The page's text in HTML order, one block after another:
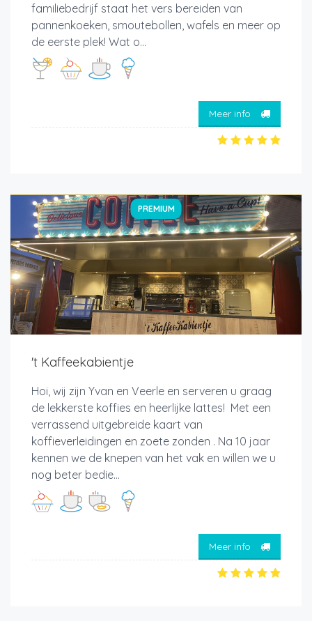
familiebedrijf staat het vers bereiden van
pannenkoeken, smoutebollen, wafels en meer op
de eerste plek! Wat o...
Meer info
PREMIUM
't Kaffeekabientje
Hoi, wij zijn Yvan en Veerle en serveren u graag
de lekkerste koffies en heerlijke lattes! Met een
verrassend uitgebreide kaart van
koffieverleidingen en zoete zonden . Na 10 jaar
kennen we de knepen van het vak en willen we u
nog beter bedie...
Meer info